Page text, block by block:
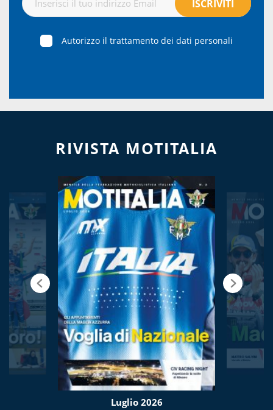
Autorizzo il trattamento dei dati personali
RIVISTA MOTITALIA
Luglio 2026